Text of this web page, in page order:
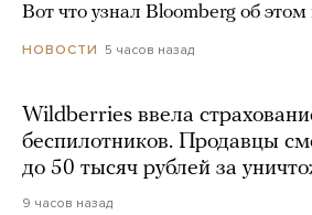
Вот что узнал Bloomberg об этом
НОВОСТИ 5 часов назад
Wildberries ввела
беспилотников. Продавцы
до 50 тысяч рублей за
9 часов назад